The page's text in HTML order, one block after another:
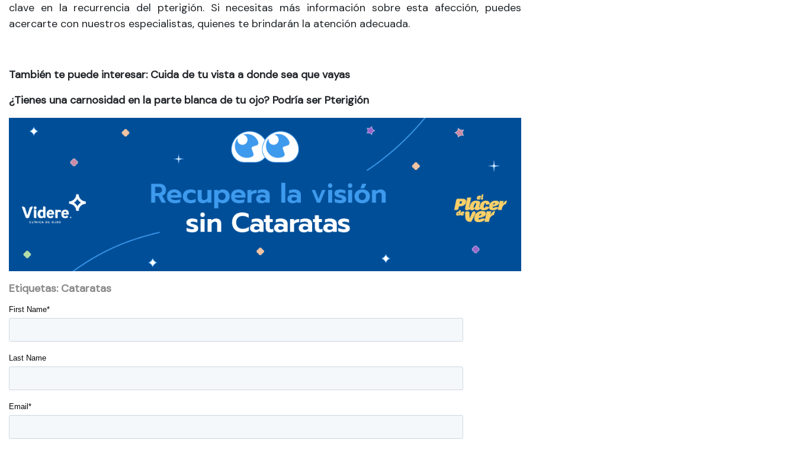
clave en la recurrencia del pterigión. Si necesitas más información sobre esta afección, puedes
acercarte con nuestros especialistas, quienes te brindarán la atención adecuada.
También te puede interesar: Cuida de tu vista a donde sea que vayas
¿Tienes una carnosidad en la parte blanca de tu ojo? Podría ser Pterigión
Etiquetas: Cataratas
First Name*
Last Name
Email *